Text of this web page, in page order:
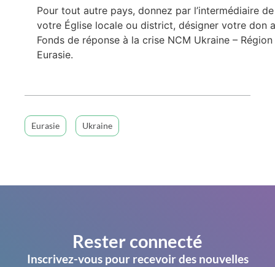
Pour tout autre pays, donnez par l’intermédiaire de
votre Église locale ou district, désigner votre don
Fonds de réponse à la crise NCM Ukraine – Région
Eurasie.
Eurasie Ukraine
Rester connecté
Inscrivez-vous pour recevoir des nouvelles